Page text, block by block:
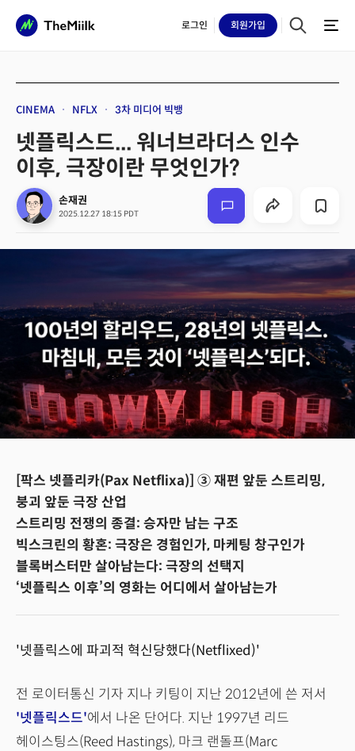
로그인 회원가입
CINEMA NFLX 3차 미디어 빅뱅
넷플릭스드... 워너브라더스 인수
이후, 극장이란 무엇인가?
손재권
2025.12.27 18:15 PDT
[팍스 넷플리카(Pax Netflixa)] ③ 재편 앞둔 스트리밍,
붕괴 앞둔 극장 산업
스트리밍 전쟁의 종결: 승자만 남는 구조
빅스크린의 황혼: 극장은 경험인가, 마케팅 창구인가
블록버스터만 살아남는다: 극장의 선택지
‘넷플릭스 이후’의 영화는 어디에서 살아남는가
'넷플릭스에 파괴적 혁신당했다(Netflixed)'
전 로이터통신 기자 지나 키팅이 지난 2012년에 쓴 저서
'넷플릭스드'에서 나온 단어다. 지난 1997년 리드
헤이스팅스(Reed Hastings), 마크 랜돌프(Marc